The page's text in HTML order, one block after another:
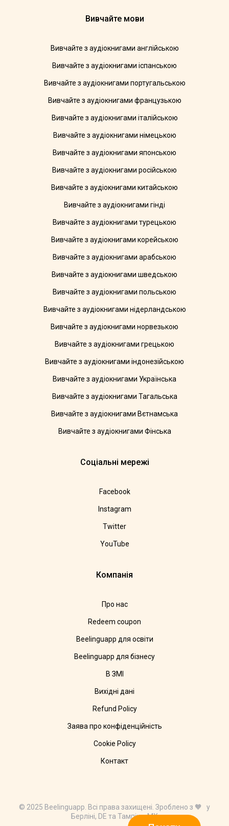
Вивчайте мови
Вивчайте з аудіокнигами англійською
Вивчайте з аудіокнигами іспанською
Вивчайте з аудіокнигами португальською
Вивчайте з аудіокнигами французькою
Вивчайте з аудіокнигами італійською
Вивчайте з аудіокнигами німецькою
Вивчайте з аудіокнигами японською
Вивчайте з аудіокнигами російською
Вивчайте з аудіокнигами китайською
Вивчайте з аудіокнигами гінді
Вивчайте з аудіокнигами турецькою
Вивчайте з аудіокнигами корейською
Вивчайте з аудіокнигами арабською
Вивчайте з аудіокнигами шведською
Вивчайте з аудіокнигами польською
Вивчайте з аудіокнигами нідерландською
Вивчайте з аудіокнигами норвезькою
Вивчайте з аудіокнигами грецькою
Вивчайте з аудіокнигами індонезійською
Вивчайте з аудіокнигами Українська
Вивчайте з аудіокнигами Тагальська
Вивчайте з аудіокнигами Вєтнамська
Вивчайте з аудіокнигами Фінська
Соціальні мережі
Facebook
Instagram
Twitter
YouTube
Компанія
Про нас
Redeem coupon
Beelinguapp для освіти
Beelinguapp для бізнесу
В ЗМІ
Вихідні дані
Refund Policy
Заява про конфіденційність
Cookie Policy
Контакт
© 2025 Beelinguapp. Всі права захищені. Зроблено з 🧡 у
Берліні, DE та Тампіко, MX